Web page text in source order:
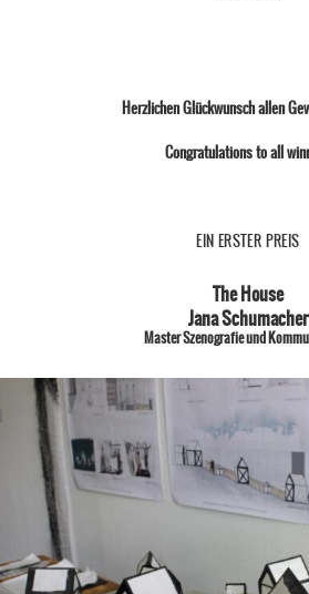
Herzlichen Glückwunsch allen
Congratulations to all
EIN ERSTER PREIS
The House
Jana Schumacher
Master Szenografie und